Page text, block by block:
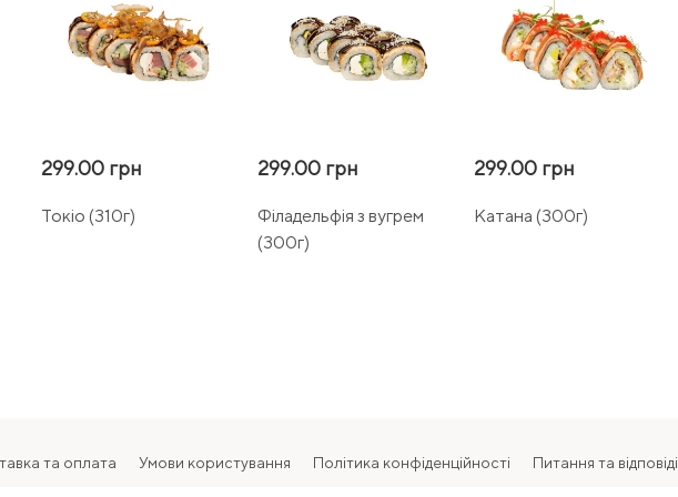
299.00 грн
Токіо (310г)
299.00 грн
Філадельфія з вугрем
(300г)
299.00 грн
Катана (300г)
та оплата Умови користування Політика конфіденційності Питання та відповіді